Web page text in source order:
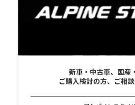
新車・中古車、国産
ご購入検討の方、ご相